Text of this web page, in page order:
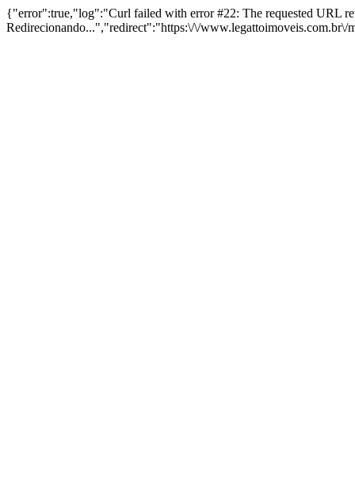
{"error":true,"log":"Curl failed with error #22: The requested URL
Redirecionando...","redirect":"https:\/\/www.legattoimoveis.com.br\/